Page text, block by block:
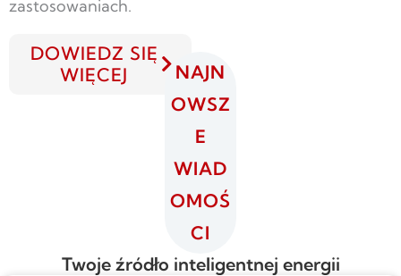
zastosowaniach.
DOWIEDZ SIĘ
WIĘCEJ
NAJN
OWSZ
E
WIAD
OMOŚ
CI
Twoje źródło inteligentnej energii